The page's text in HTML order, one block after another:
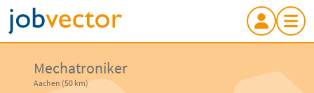
Mechatroniker
Aachen (50 km)